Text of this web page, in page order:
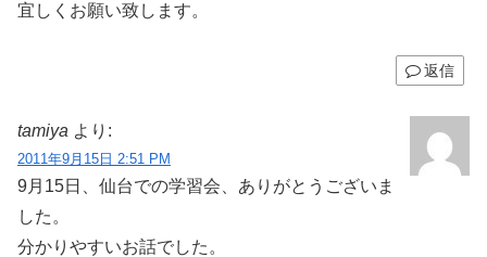
宜しくお願い致します。
返信
tamiya より:
2011年9月15日 2:51 PM
9月15日、仙台での学習会、ありがとうございま
した。
分かりやすいお話でした。